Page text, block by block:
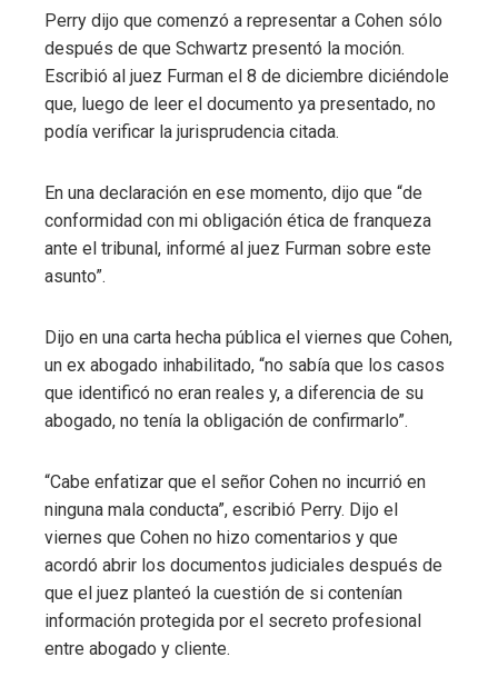
Perry dijo que comenzó a representar a Cohen sólo
después de que Schwartz presentó la moción.
Escribió al juez Furman el 8 de diciembre diciéndole
que, luego de leer el documento ya presentado, no
podía verificar la jurisprudencia citada.
En una declaración en ese momento, dijo que “de
conformidad con mi obligación ética de franqueza
ante el tribunal, informé al juez Furman sobre este
asunto”.
Dijo en una carta hecha pública el viernes que Cohen,
un ex abogado inhabilitado, “no sabía que los casos
que identificó no eran reales y, a diferencia de su
abogado, no tenía la obligación de confirmarlo”.
“Cabe enfatizar que el señor Cohen no incurrió en
ninguna mala conducta”, escribió Perry. Dijo el
viernes que Cohen no hizo comentarios y que
acordó abrir los documentos judiciales después de
que el juez planteó la cuestión de si contenían
información protegida por el secreto profesional
entre abogado y cliente.